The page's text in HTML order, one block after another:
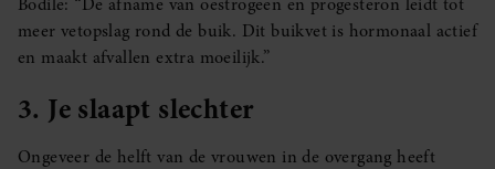
meer vetopslag rond de buik. Dit buikvet is hormonaal actief
en maakt afvallen extra moeilijk.”
3. Je slaapt slechter
Ongeveer de helft van de vrouwen in de overgang heeft